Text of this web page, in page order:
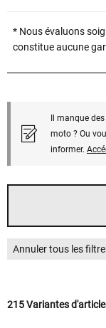
* Nous évaluons
constitue aucune
Il manque
moto ? Ou
informer.
Annuler tous les
215 Variantes